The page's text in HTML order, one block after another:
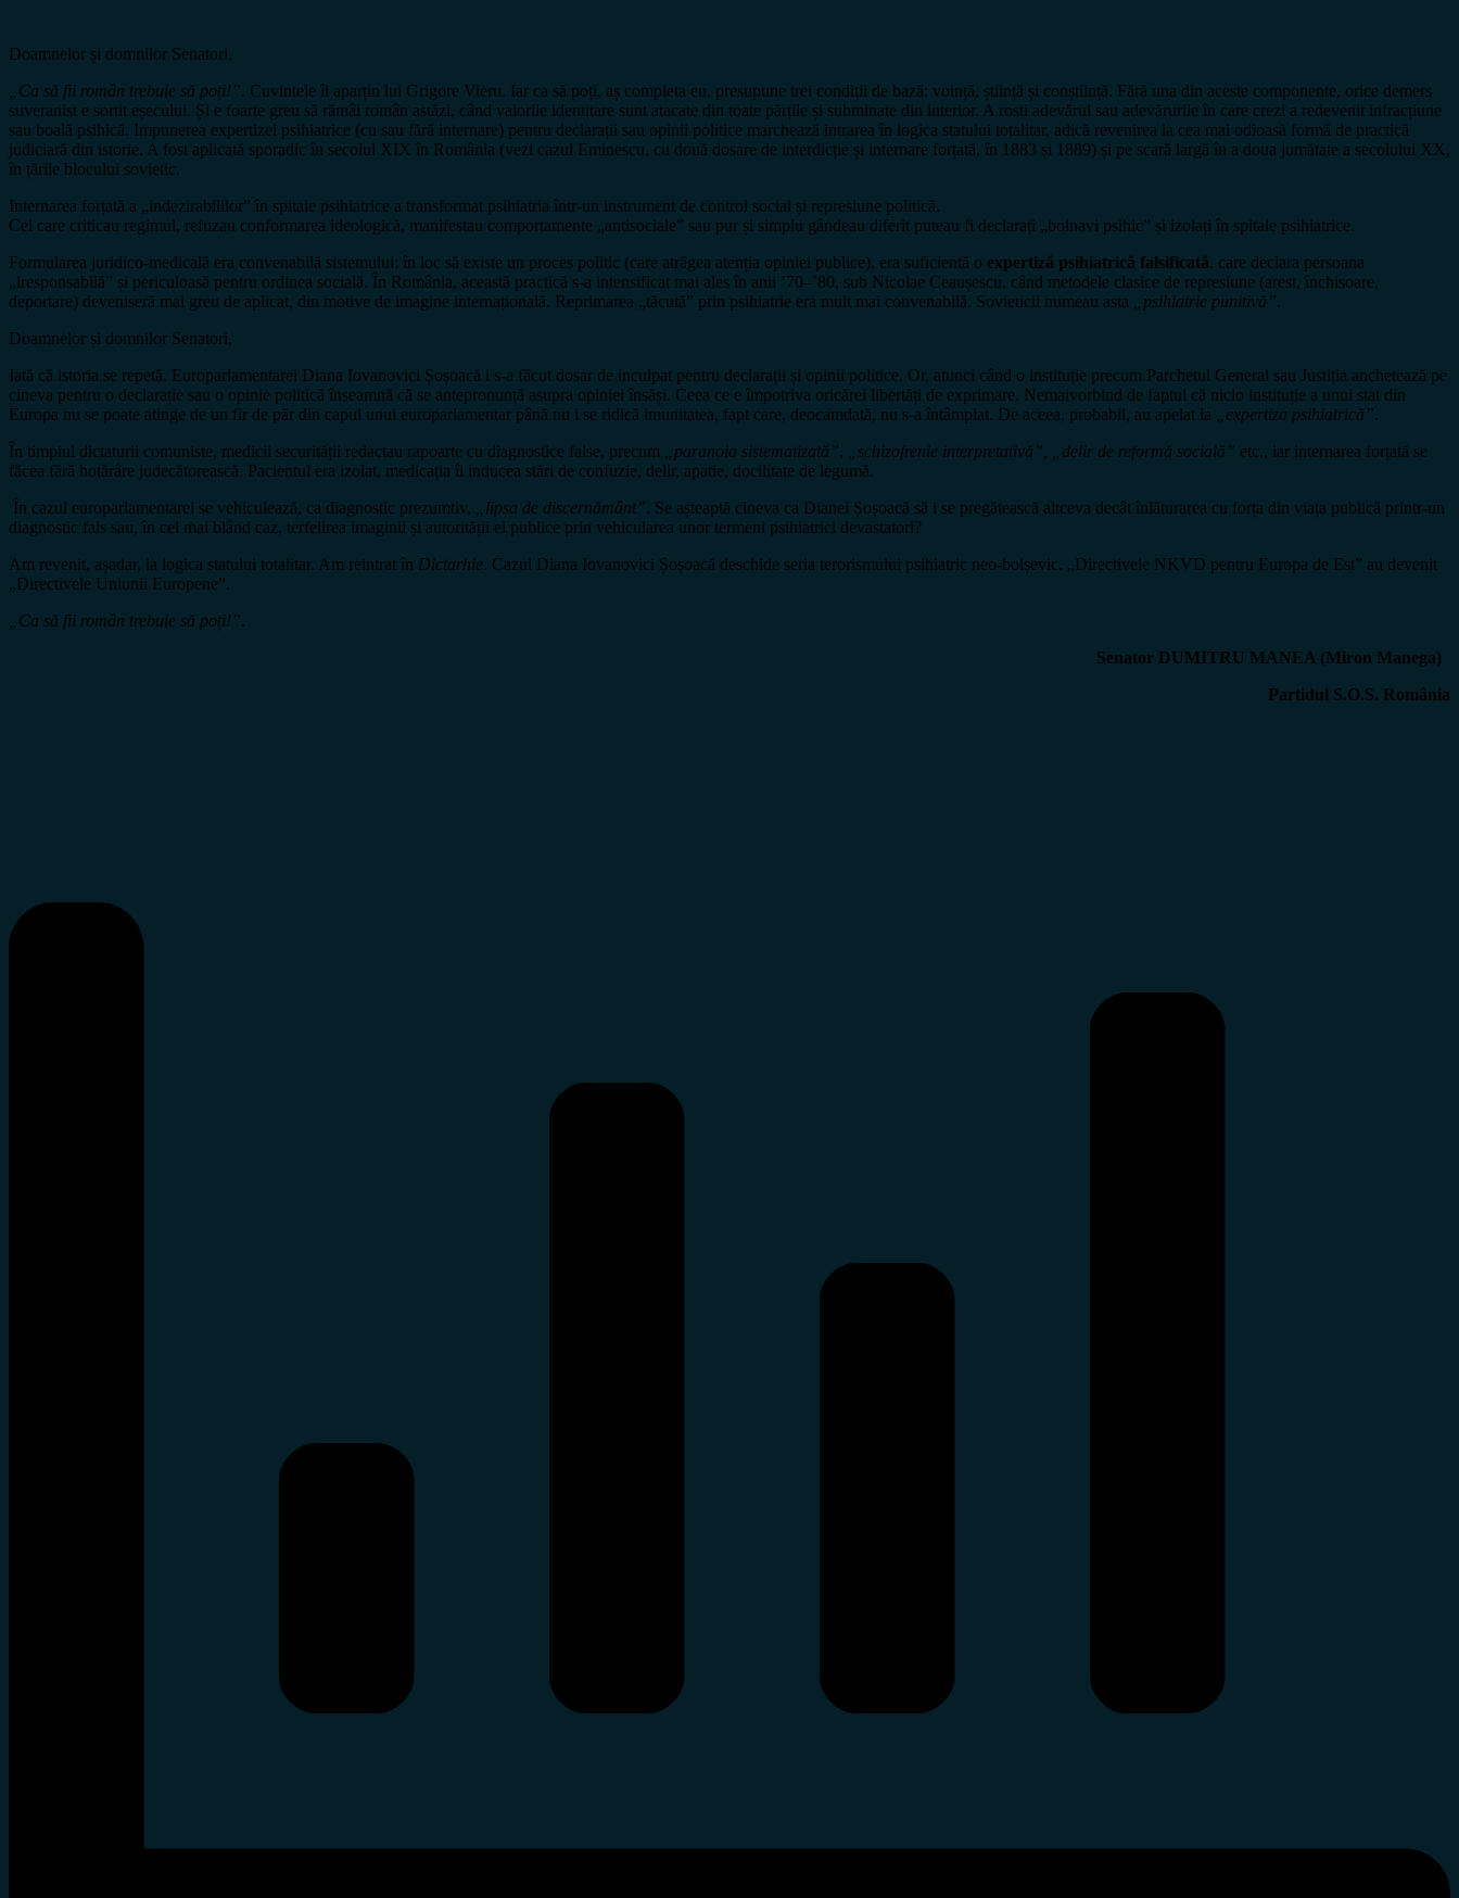
Doamnelor și domnilor Senatori,
„Ca să fii român trebuie să poți!”. Cuvintele îi aparțin lui Grigore Vieru. Iar ca să poți, aș completa eu, presupune trei condiții de bază: voință, știință și conștiință. Fără una din aceste componente, orice demers
suveranist e sortit eșecului. Și e foarte greu să rămâi român astăzi, când valorile identitare sunt atacate din toate părțile și subminate din interior. A rosti adevărul sau adevărurile în care crezi a redevenit infracțiune
sau boală psihică. Impunerea expertizei psihiatrice (cu sau fără internare) pentru declarații sau opinii politice marchează intrarea în logica statului totalitar, adică revenirea la cea mai odioasă formă de practică
judiciară din istorie. A fost aplicată sporadic în secolul XIX în România (vezi cazul Eminescu, cu două dosare de interdicție și internare forțată, în 1883 și 1889) și pe scară largă în a doua jumătate a secolului XX,
în țările blocului sovietic.
Internarea forțată a „indezirabililor” în spitale psihiatrice a transformat psihiatria într-un instrument de control social și represiune politică.
Cei care criticau regimul, refuzau conformarea ideologică, manifestau comportamente „antisociale” sau pur și simplu gândeau diferit puteau fi declarați „bolnavi psihic” și izolați în spitale psihiatrice.
Formularea juridico-medicală era convenabilă sistemului: în loc să existe un proces politic (care atrăgea atenția opiniei publice), era suficientă o expertiză psihiatrică falsificată, care declara persoana
„iresponsabilă” și periculoasă pentru ordinea socială. În România, această practică s-a intensificat mai ales în anii ’70–’80, sub Nicolae Ceaușescu, când metodele clasice de represiune (arest, închisoare,
deportare) deveniseră mai greu de aplicat, din motive de imagine internațională. Reprimarea „tăcută” prin psihiatrie era mult mai convenabilă. Sovieticii numeau asta
„psihiatrie punitivă”.
Doamnelor și domnilor Senatori,
Iată că istoria se repetă. Europarlamentarei Diana Iovanovici Șoșoacă i s-a făcut dosar de inculpat pentru declarații și opinii politice. Or, atunci când o instituție precum Parchetul General sau Justiția anchetează pe
cineva pentru o declarație sau o opinie politică înseamnă că se antepronunță asupra opiniei însăși. Ceea ce e împotriva oricărei libertăți de exprimare. Nemaivorbind de faptul că nicio instituție a unui stat din
Europa nu se poate atinge de un fir de păr din capul unui europarlamentar până nu i se ridică imunitatea, fapt care, deocamdată, nu s-a întâmplat. De aceea, probabil, au apelat la
„expertiza psihiatrică”.
În timpiul dictaturii comuniste, medicii securității redactau rapoarte cu diagnostice false, precum
„paranoia sistematizată”, „schizofrenie interpretativă”, „delir de reformă socială” etc., iar internarea forțată se
făcea fără hotărâre judecătorească. Pacientul era izolat, medicația îi inducea stări de confuzie, delir, apatie, docilitate de legumă.
În cazul europarlamentarei se vehiculează, ca diagnostic prezumtiv,
„lipsa de discernământ”. Se așteaptă cineva ca Dianei Șoșoacă să i se pregătească altceva decât înlăturarea cu forța din viața publică printr-un
diagnostic fals sau, în cel mai blând caz, terfelirea imaginii și autorității ei publice prin vehicularea unor termeni psihiatrici devastatori?
Am revenit, așadar, la logica statului totalitar. Am reintrat în Dictarhie. Cazul Diana Iovanovici Șoșoacă deschide seria terorismului psihiatric neo-bolșevic. „Directivele NKVD pentru Europa de Est” au devenit
„Directivele Uniunii Europene”.
„Ca să fii român trebuie să poți!”.
Senator DUMITRU MANEA (Miron Manega)
Partidul S.O.S. România